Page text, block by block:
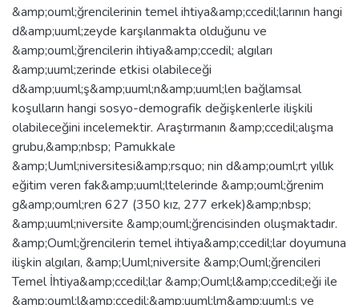
&amp;ouml;ğrencilerinin temel ihtiya&amp;ccedil;larının hangi
d&amp;uuml;zeyde karşılanmakta olduğunu ve
&amp;ouml;ğrencilerin ihtiya&amp;ccedil; algıları
&amp;uuml;zerinde etkisi olabileceği
d&amp;uuml;ş&amp;uuml;n&amp;uuml;len bağlamsal
koşulların hangi sosyo-demografik değişkenlerle ilişkili
olabileceğini incelemektir. Araştırmanın &amp;ccedil;alışma
grubu,&amp;nbsp; Pamukkale
&amp;Uuml;niversitesi&amp;rsquo; nin d&amp;ouml;rt yıllık
eğitim veren fak&amp;uuml;ltelerinde &amp;ouml;ğrenim
g&amp;ouml;ren 627 (350 kız, 277 erkek)&amp;nbsp;
&amp;uuml;niversite &amp;ouml;ğrencisinden oluşmaktadır.
&amp;Ouml;ğrencilerin temel ihtiya&amp;ccedil;lar doyumuna
ilişkin algıları, &amp;Uuml;niversite &amp;Ouml;ğrencileri
Temel İhtiya&amp;ccedil;lar &amp;Ouml;l&amp;ccedil;eği ile
&amp;ouml;l&amp;ccedil;&amp;uuml;lm&amp;uuml;ş ve